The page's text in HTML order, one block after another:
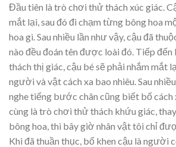
Đầu tiên là trò chơi thử thách xúc giác.
mắt lại, sau đó đi chạm từng bông hoa
hoa gì. Sau nhiều lần như vậy, cậu đã
nào đều đoán tên được loài đó. Tiếp
thách thị giác, cậu bé sẽ phải nhắm mắt
người và vật cách xa bao nhiêu. Sau
nghe tiếng bước chân cũng biết bố cách
cùng là trò chơi thử thách khứu giác,
bông hoa, thì bây giờ nhân vật tôi chỉ
Khi đã thuần thục, bố khen cậu là người